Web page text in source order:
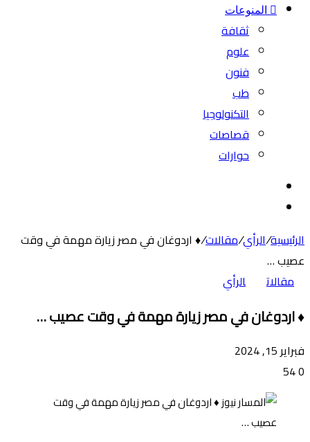
المنوعات
ثقافة
علوم
فنون
طب
التكنولوجيا
قصاصات
حوارات
المظلم
الرئيسية/الرأي/مقالات/♦ اردوغان في مصر زيارة مهمة في وقت
عصيب …
مقالات
الرأي
♦ اردوغان في مصر زيارة مهمة في وقت عصيب …
فبراير 15, 2024
0